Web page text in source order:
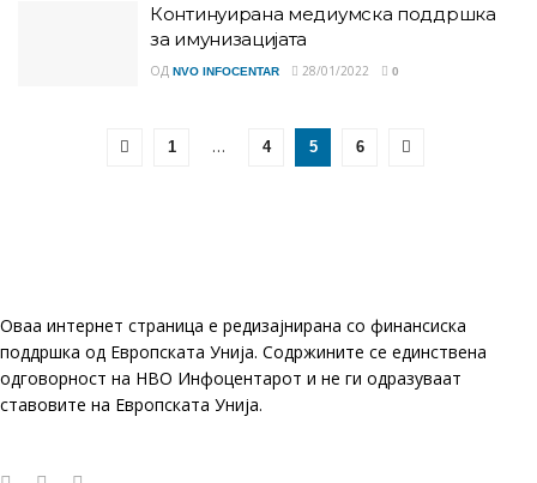
Континуирана медиумска поддршка
за имунизацијата
ОД NVO INFOCENTAR 28/01/2022 0
1 … 4 5 6
Оваа интернет страница е редизајнирана со финансиска
поддршка од Европската Унија. Содржините се единствена
одговорност на НВО Инфоцентарот и не ги одразуваат
ставовите на Европската Унија.